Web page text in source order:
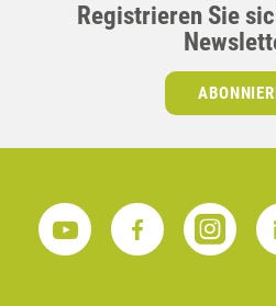
Registrieren Sie